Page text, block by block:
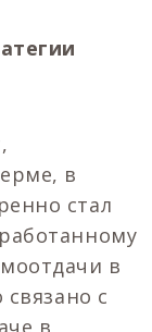
в
стал
в
с
в